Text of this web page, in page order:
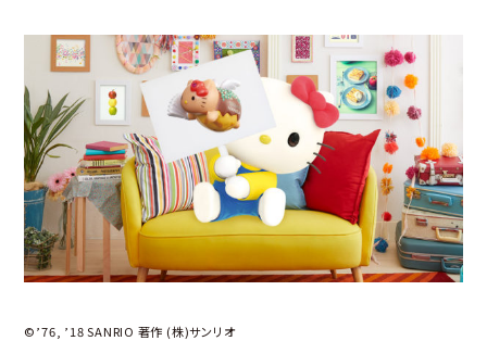
©’76, ’18 SANRIO 著作 (株)サンリオ